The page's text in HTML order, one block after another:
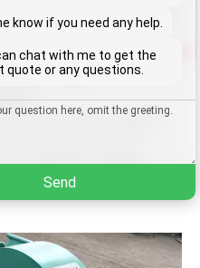
. Consulte la
de otros usuarios
con buena
de manera integral
la máquina, elija
sacrificar la calidad
Wechat
Chat
know if you need any help.
chat with me to get the
quote or any questions.
Send